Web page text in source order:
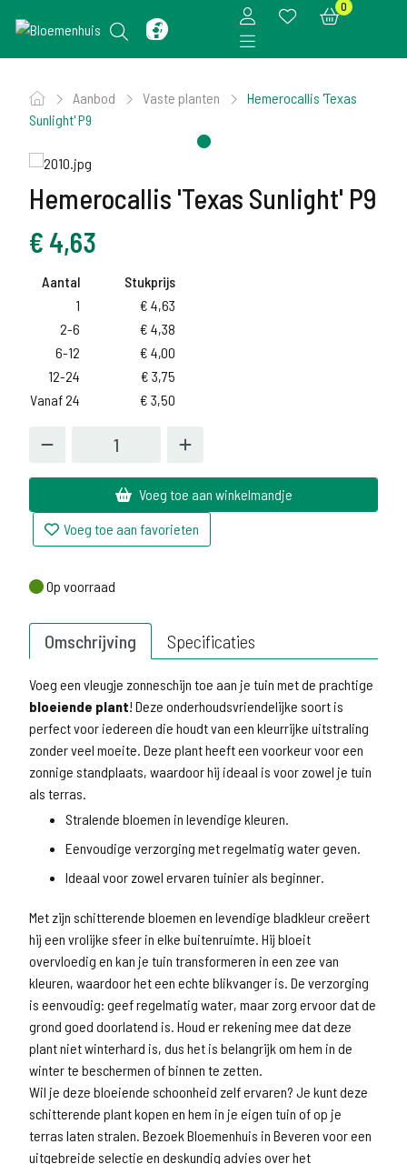
0
Aanbod Vaste planten
Hemerocallis 'Texas
Sunlight' P9
Hemerocallis 'Texas Sunlight' P9
€ 4,63
Aantal
Stukprijs
1
€ 4,63
2-6
€ 4,38
6-12
€ 4,00
12-24
€ 3,75
Vanaf 24
€ 3,50
Voeg toe aan winkelmandje
Voeg toe aan favorieten
Op voorraad
Op voorraad
Omschrijving Specificaties
Voeg een vleugje zonneschijn toe aan je tuin met de prachtige
bloeiende plant! Deze onderhoudsvriendelijke soort is
perfect voor iedereen die houdt van een kleurrijke uitstraling
zonder veel moeite. Deze plant heeft een voorkeur voor een
zonnige standplaats, waardoor hij ideaal is voor zowel je tuin
als terras.
Stralende bloemen in levendige kleuren.
Eenvoudige verzorging met regelmatig water geven.
Ideaal voor zowel ervaren tuinier als beginner.
Met zijn schitterende bloemen en levendige bladkleur creëert
hij een vrolijke sfeer in elke buitenruimte. Hij bloeit
overvloedig en kan je tuin transformeren in een zee van
kleuren, waardoor het een echte blikvanger is. De verzorging
is eenvoudig: geef regelmatig water, maar zorg ervoor dat de
grond goed doorlatend is. Houd er rekening mee dat deze
plant niet winterhard is, dus het is belangrijk om hem in de
winter te beschermen of binnen te zetten.
Wil je deze bloeiende schoonheid zelf ervaren? Je kunt deze
schitterende plant kopen en hem in je eigen tuin of op je
terras laten stralen. Bezoek Bloemenhuis in Beveren voor een
uitgebreide selectie en deskundig advies over het